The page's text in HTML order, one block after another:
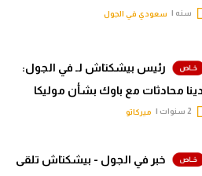
سنه | سعودي في الجول
رئيس بيشكتاش لـ في الجول:
محادثات مع باوك بشأن موليكا
ميركاتو
خبر في الجول - بيشكتاش تلقى